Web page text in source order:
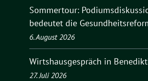
Sommertour:
bedeutet die
6. August 2026
Wirtshausgespräch in
27. Juli 2026